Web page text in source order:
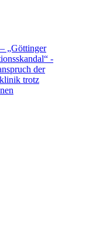
„Göttinger
-
der
trotz